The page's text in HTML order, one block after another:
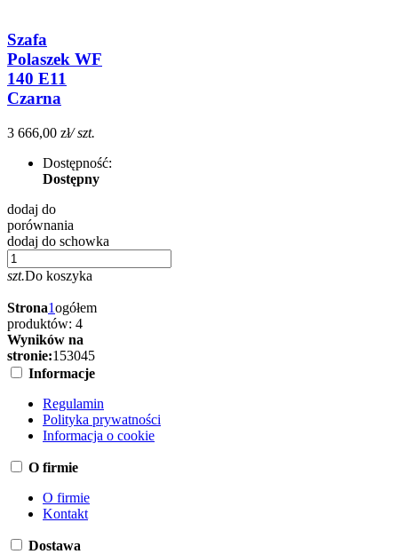
Szafa
Polaszek WF
140 E11
Czarna
3 666,00 zł/ szt.
Dostępność:
Dostępny
dodaj do
porównania
dodaj do schowka
szt.Do koszyka
Strona1ogółem
produktów: 4
Wyników na
stronie:153045
Informacje
Regulamin
Polityka prywatności
Informacja o cookie
O firmie
O firmie
Kontakt
Dostawa